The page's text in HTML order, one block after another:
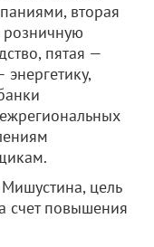
вторая
розничную
пятая —
цель
счет повышения